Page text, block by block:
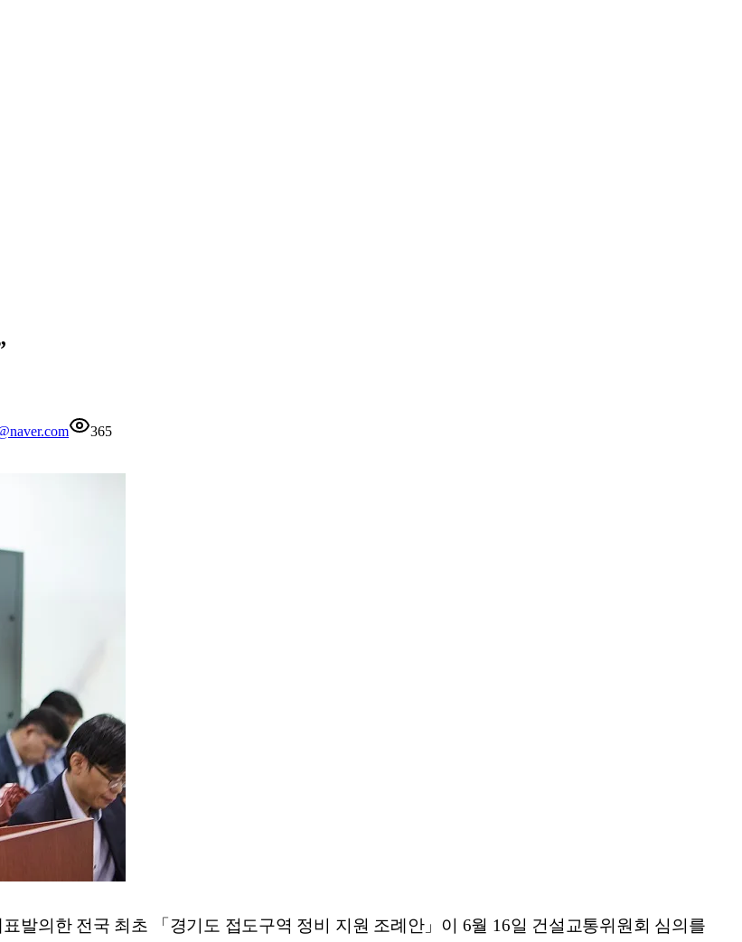
365
발의한 전국 최초 「경기도 접도구역 정비 지원 조례안」이 6월 16일 건설교통위원회 심의를